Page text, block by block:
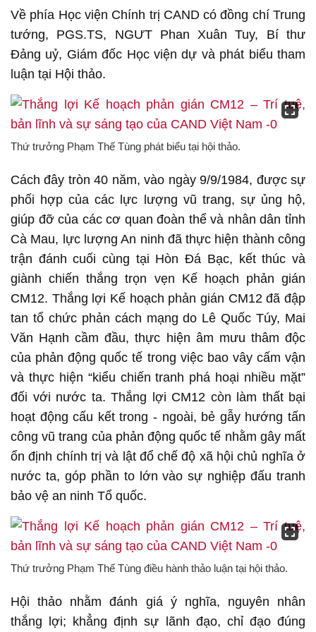
Về phía Học viện Chính trị CAND có đồng chí Trung
tướng, PGS.TS, NGƯT Phan Xuân Tuy, Bí thư
Đảng uỷ, Giám đốc Học viện dự và phát biểu tham
luận tại Hội thảo.
Thứ trưởng Phạm Thế Tùng phát biểu tại hội thảo.
Cách đây tròn 40 năm, vào ngày 9/9/1984, được sự
phối hợp của các lực lượng vũ trang, sự ủng hộ,
giúp đỡ của các cơ quan đoàn thể và nhân dân tỉnh
Cà Mau, lực lượng An ninh đã thực hiện thành công
trận đánh cuối cùng tại Hòn Đá Bạc, kết thúc và
giành chiến thắng trọn vẹn Kế hoạch phản gián
CM12. Thắng lợi Kế hoạch phản gián CM12 đã đập
tan tổ chức phản cách mạng do Lê Quốc Túy, Mai
Văn Hạnh cầm đầu, thực hiện âm mưu thâm độc
của phản động quốc tế trong việc bao vây cấm vận
và thực hiện “kiểu chiến tranh phá hoại nhiều mặt”
đối với nước ta. Thắng lợi CM12 còn làm thất bại
hoạt động cấu kết trong - ngoài, bẻ gẫy hướng tấn
công vũ trang của phản động quốc tế nhằm gây mất
ổn định chính trị và lật đổ chế độ xã hội chủ nghĩa ở
nước ta, góp phần to lớn vào sự nghiệp đấu tranh
bảo vệ an ninh Tổ quốc.
Thứ trưởng Phạm Thế Tùng điều hành thảo luận tại hội thảo.
Hội thảo nhằm đánh giá ý nghĩa, nguyên nhân
thắng lợi; khẳng định sự lãnh đạo, chỉ đạo đúng